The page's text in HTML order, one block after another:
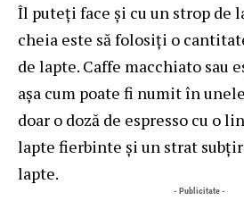
Îl puteți face și cu un strop de
cheia este să folosiți o
de lapte. Caffe macchiato sau
așa cum poate fi numit în
doar o doză de espresso cu o
lapte fierbinte și un strat
lapte.
- Publicitate -